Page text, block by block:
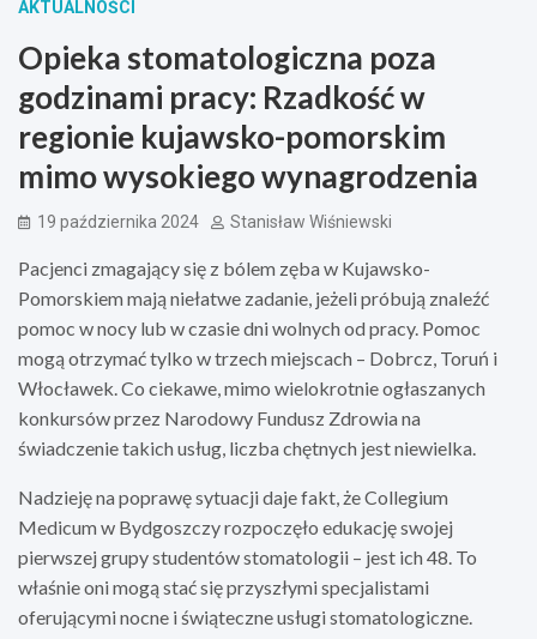
AKTUALNOŚCI
Opieka stomatologiczna poza
godzinami pracy: Rzadkość w
regionie kujawsko-pomorskim
mimo wysokiego wynagrodzenia
19 października 2024 Stanisław Wiśniewski
Pacjenci zmagający się z bólem zęba w Kujawsko-
Pomorskiem mają niełatwe zadanie, jeżeli próbują znaleźć
pomoc w nocy lub w czasie dni wolnych od pracy. Pomoc
mogą otrzymać tylko w trzech miejscach – Dobrcz, Toruń i
Włocławek. Co ciekawe, mimo wielokrotnie ogłaszanych
konkursów przez Narodowy Fundusz Zdrowia na
świadczenie takich usług, liczba chętnych jest niewielka.
Nadzieję na poprawę sytuacji daje fakt, że Collegium
Medicum w Bydgoszczy rozpoczęło edukację swojej
pierwszej grupy studentów stomatologii – jest ich 48. To
właśnie oni mogą stać się przyszłymi specjalistami
oferującymi nocne i świąteczne usługi stomatologiczne.